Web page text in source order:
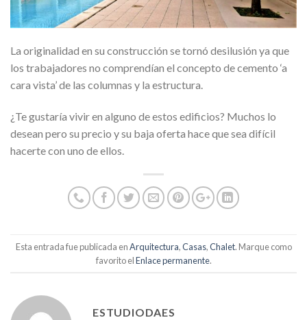
La originalidad en su construcción se tornó desilusión ya que
los trabajadores no comprendían el concepto de cemento ‘a
cara vista’ de las columnas y la estructura.
¿Te gustaría vivir en alguno de estos edificios? Muchos lo
desean pero su precio y su baja oferta hace que sea difícil
hacerte con uno de ellos.
Esta entrada fue publicada enArquitectura,Casas,Chalet. Marque como
favorito elEnlace permanente.
ESTUDIODAES